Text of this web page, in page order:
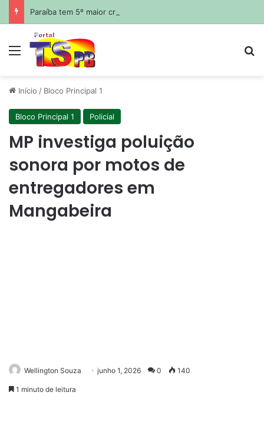
Menu
Início / Bloco Principal 1
Bloco Principal 1 Policial
MP investiga poluição
sonora por motos de
entregadores em
Mangabeira
Wellington Souza junho 1, 2026 0 140
1 minuto de leitura